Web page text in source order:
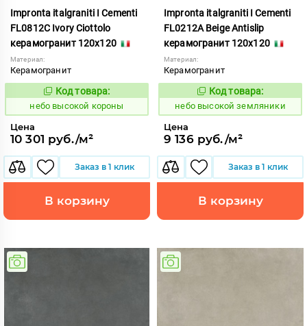
Impronta italgraniti I Cementi
FL0812C Ivory Ciottolo
керамогранит 120x120
Материал:
Керамогранит
1111413
Код товара:
небо высокой короны
Цена
10 301 руб./м²
Заказ в 1 клик
В корзину
Impronta italgraniti I Cementi
FL0212A Beige Antislip
керамогранит 120x120
Материал:
Керамогранит
1111406
Код товара:
небо высокой земляники
Цена
9 136 руб./м²
Заказ в 1 клик
В корзину